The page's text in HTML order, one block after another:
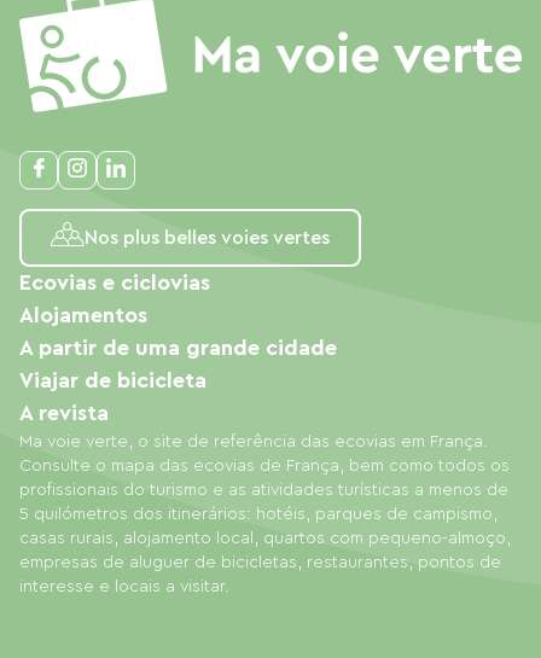
Nos plus belles voies vertes
Ma voie verte, o site de referência das ecovias em França.
Consulte o mapa das ecovias de França, bem como todos os
profissionais do turismo e as atividades turísticas a menos de
5 quilómetros dos itinerários: hotéis, parques de campismo,
casas rurais, alojamento local, quartos com pequeno-almoço,
empresas de aluguer de bicicletas, restaurantes, pontos de
interesse e locais a visitar.
Ecovias e ciclovias
Alojamentos
A partir de uma grande cidade
Viajar de bicicleta
A revista